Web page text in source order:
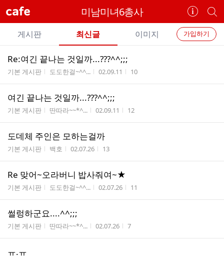
cafe 미남미녀6총사
카
페
정
보
개
별
카
페
카
페
메
뉴
가입하기
게시판 최신글 이미지
전
체
글
리
Re:여긴 끝나는 것일까...???^^;;;
게시판명
기본 게시판 작성자
도도한걸~^^... 작성시간
02.09.11 조회수
10
여긴 끝나는 것일까...???^^;;;
게시판명
기본 게시판 작성자
딴따라~~*^... 작성시간
02.09.11 조회수
12
도데체 주인은 모하는걸까
게시판명
기본 게시판 작성자
백호 작성시간
02.07.26 조회수
13
Re 맞어~오라버니 밥사줘여~★
게시판명
기본 게시판 작성자
도도한걸~^^... 작성시간
02.07.26 조회수
11
썰렁하군요....^^;;;
게시판명
기본 게시판 작성자
딴따라~~*^... 작성시간
02.07.26 조회수
7
ㅠ.ㅠ